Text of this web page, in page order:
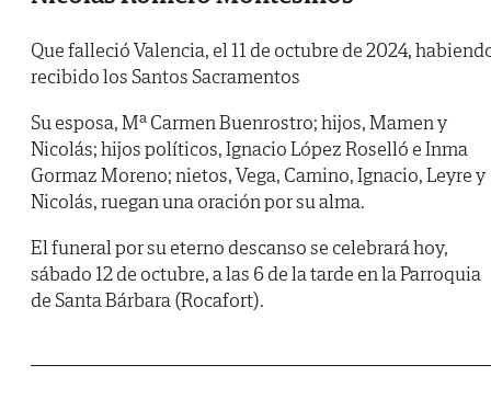
Que falleció Valencia, el 11 de octubre de 2024,
recibido los Santos Sacramentos
Su esposa, Mª Carmen Buenrostro; hijos, Mamen y
Nicolás; hijos políticos, Ignacio López Roselló e Inma
Gormaz Moreno; nietos, Vega, Camino, Ignacio, Leyre y
Nicolás, ruegan una oración por su alma.
El funeral por su eterno descanso se celebrará hoy,
sábado 12 de octubre, a las 6 de la tarde en la Parroquia
de Santa Bárbara (Rocafort).